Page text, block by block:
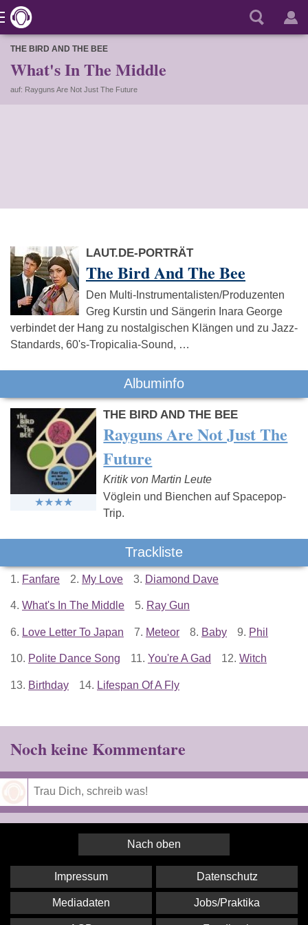
THE BIRD AND THE BEE
What's In The Middle
auf: Rayguns Are Not Just The Future
LAUT.DE-PORTRÄT
The Bird And The Bee
Den Multi-Instrumentalisten/Produzenten
Greg Kurstin und Sängerin Inara George
verbindet der Hang zu nostalgischen Klängen und zu Jazz-
Standards, 60's-Tropicalia-Sound, …
Albuminfo
THE BIRD AND THE BEE
Rayguns Are Not Just The
Future
Kritik von Martin Leute
Vöglein und Bienchen auf Spacepop-
Trip.
Trackliste
1. Fanfare 2. My Love 3. Diamond Dave
4. What's In The Middle 5. Ray Gun
6. Love Letter To Japan 7. Meteor 8. Baby 9. Phil
10. Polite Dance Song 11. You're A Gad 12. Witch
13. Birthday 14. Lifespan Of A Fly
Noch keine Kommentare
Nach oben
Impressum Datenschutz
Mediadaten Jobs/Praktika